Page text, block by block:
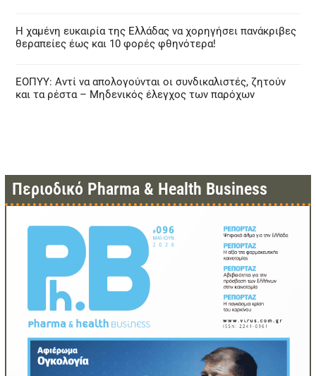
Η χαμένη ευκαιρία της Ελλάδας να χορηγήσει πανάκριβες
θεραπείες έως και 10 φορές φθηνότερα!
ΕΟΠΥΥ: Αντί να απολογούνται οι συνδικαλιστές, ζητούν
και τα ρέστα – Μηδενικός έλεγχος των παρόχων
Περιοδικό Pharma & Health Business